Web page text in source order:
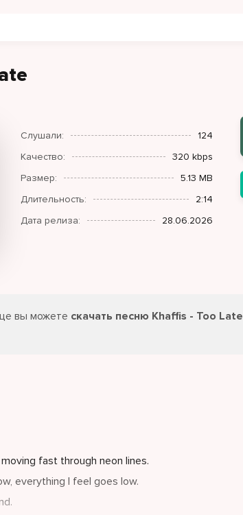
Слушали:
124
Качество:
320 kbps
Размер:
5.13 MB
Длительность:
2:14
Дата релиза:
28.06.2026
вы можете скачать песню Khaffis - Too Late
fast through neon lines.
everything I feel goes low.